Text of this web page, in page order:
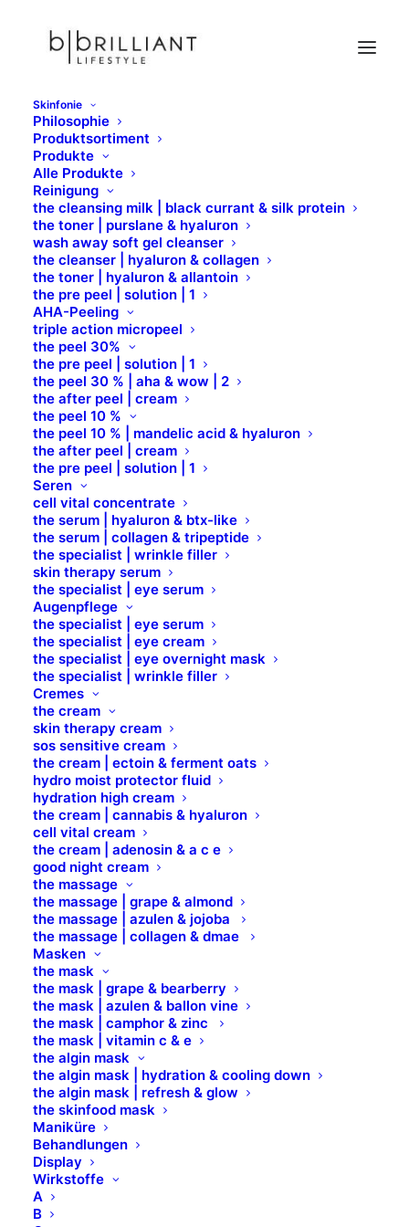
Skinfonie
Philosophie
Produktsortiment
Produkte
Alle Produkte
Reinigung
the cleansing milk | black currant & silk protein
the toner | purslane & hyaluron
wash away soft gel cleanser
the cleanser | hyaluron & collagen
the toner | hyaluron & allantoin
the pre peel | solution | 1
AHA-Peeling
triple action micropeel
the peel 30%
the pre peel | solution | 1
the peel 30 % | aha & wow | 2
the after peel | cream
the peel 10 %
the peel 10 % | mandelic acid & hyaluron
the after peel | cream
the pre peel | solution | 1
Seren
cell vital concentrate
the serum | hyaluron & btx-like
the serum | collagen & tripeptide
the specialist | wrinkle filler
skin therapy serum
the specialist | eye serum
Augenpflege
the specialist | eye serum
the specialist | eye cream
the specialist | eye overnight mask
the specialist | wrinkle filler
Cremes
the cream
skin therapy cream
sos sensitive cream
the cream | ectoin & ferment oats
hydro moist protector fluid
hydration high cream
the cream | cannabis & hyaluron
cell vital cream
the cream | adenosin & a c e
good night cream
the massage
the massage | grape & almond
the massage | azulen & jojoba
the massage | collagen & dmae
Masken
the mask
the mask | grape & bearberry
the mask | azulen & ballon vine
the mask | camphor & zinc
the mask | vitamin c & e
the algin mask
the algin mask | hydration & cooling down
the algin mask | refresh & glow
the skinfood mask
Maniküre
Behandlungen
Display
Wirkstoffe
A
B
Shine Collection
Home
Shine Collection
Entdecken Sie unsere neuen shine Lippenstifte in
kühlen und warmen Tönen. Für elegante Frische
oder sinnliche Wärme – perfekt für Alltag und
besondere Anlässe. Strahlende Farben, die Ihrem
Look Klasse, Lebendigkeit und Leidenschaft
verleihen.
Backcard Shine für Display ohne Faltschachteln
Produktinformationen
Pflegend wie eine Creme, farbig wie ein Lippenstift.
Cremig und äußerst angenehm zu tragen: der
HYDRACOLOR Lippenpflegestift mit
Lichtschutzfaktor 25.
Die Lippen werden dank der einzigartigen
Kombination aus hochwertigen „Active Ingredients“
optimal mit Feuchtigkeit versorgt.
Inhaltsstoffe
Die hochwertige Pflegecreme wirkt als
Wasserreservoir, aus dem die Lippen lang anhaltend